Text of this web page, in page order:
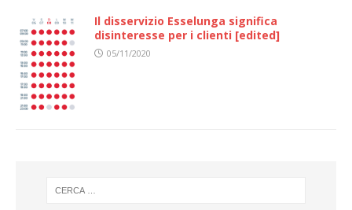
Il disservizio Esselunga significa
disinteresse per i clienti [edited]
05/11/2020